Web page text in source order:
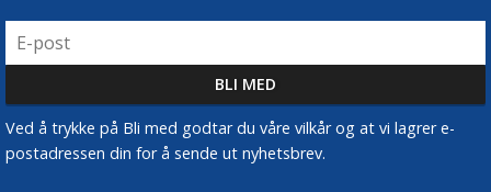
Ved å trykke på Bli med godtar du våre vilkår og at vi lagrer e-
postadressen din for å sende ut nyhetsbrev.